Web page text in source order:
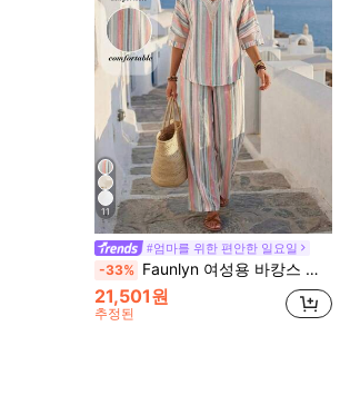
11
#엄마를 위한 편안한 일요일
-33% Faunlyn 여성용 바캉스 스트라이프 V넥 3/4 소매 셔츠 및 바지 캐주얼 2피스 세트
21,501원
추정된